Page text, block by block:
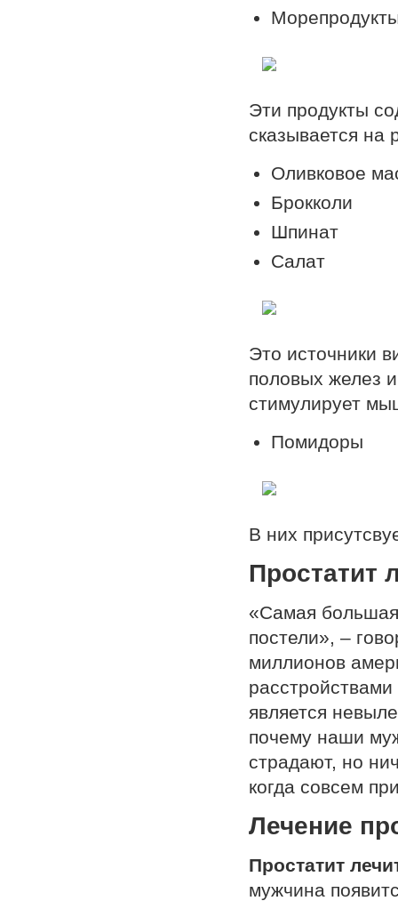
Эти продукты
сказывается на
Оливковое
Брокколи
Шпинат
Салат
Это источники
половых желез
стимулирует
Помидоры
В них
Простатит
«Самая
постели», –
миллионов
является
почему наши
страдают, но
когда совсем
Лечение
Простатит
мужчина